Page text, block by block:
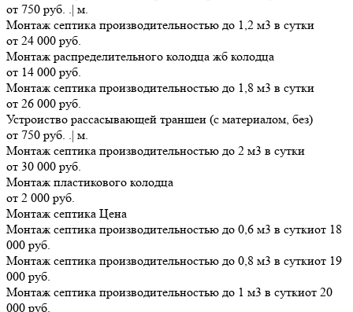
от 750 руб. .| м.
Монтаж септика производительностью до 1,2 м3 в сутки
от 24 000 руб.
Монтаж распределительного колодца жб колодца
от 14 000 руб.
Монтаж септика производительностью до 1,8 м3 в сутки
от 26 000 руб.
Устроиство рассасывающей траншеи (с материалом, без)
от 750 руб. .| м.
Монтаж септика производительностью до 2 м3 в сутки
от 30 000 руб.
Монтаж пластикового колодца
от 2 000 руб.
Монтаж септика Цена
Монтаж септика производительностью до 0,6 м3 в суткиот 18
000 руб.
Монтаж септика производительностью до 0,8 м3 в суткиот 19
000 руб.
Монтаж септика производительностью до 1 м3 в суткиот 20
000 руб.